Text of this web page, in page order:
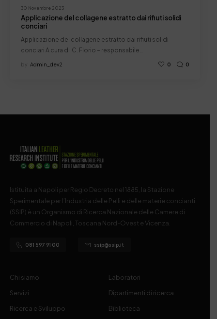
30 Novembre 2023
Applicazione del collagene estratto dai rifiuti solidi
conciari
Applicazione del collagene estratto dai rifiuti solidi
conciari A cura di C. Florio – responsabile…
by Admin_dev2 0 0
Istituita a Napoli per Regio Decreto nel 1885, la Stazione
Sperimentale per l’Industria delle Pelli e delle materie concianti
(SSIP) è un Organismo di Ricerca Nazionale delle Camere di
Commercio di Napoli, Toscana Nord-Ovest e Vicenza.
081 597 91 00 ssip@ssip.it
Chi siamo
Servizi
Ricerca e Sviluppo
Laboratori
Dipartimenti di ricerca
Biblioteca